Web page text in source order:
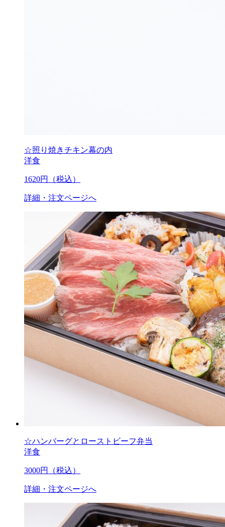
☆照り焼きチキン幕の内
洋食
1620円（税込）
詳細・注文ページへ
☆ハンバーグとローストビーフ弁当
洋食
3000円（税込）
詳細・注文ページへ